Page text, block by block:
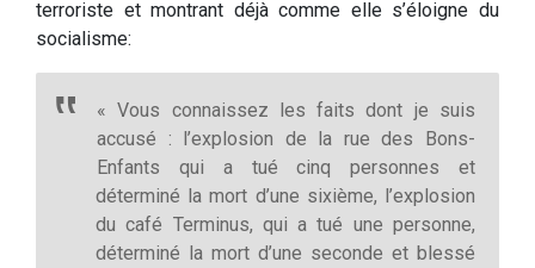
terroriste et montrant déjà comme elle s’éloigne du
socialisme:
« Vous connaissez les faits dont je suis
accusé : l’explosion de la rue des Bons-
Enfants qui a tué cinq personnes et
déterminé la mort d’une sixième, l’explosion
du café Terminus, qui a tué une personne,
déterminé la mort d’une seconde et blessé